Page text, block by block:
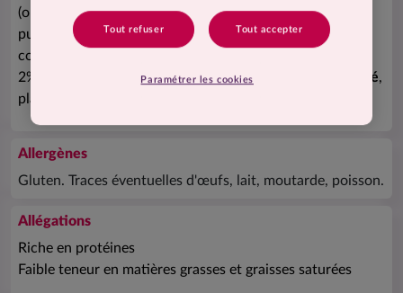
(origine France) 25%, poivrons rouges 9%, tomates 8%,
pulpe de tomate 6%, courgettes 4%, oignons 2%,
concentré de tomate 2%, poivrons verts 2%, aubergines
2%, jus de citron, sucre, huile d'olive, ail, sel, farine de
blé,
plantes aromatiques, arômes naturels, poivre.
Allergènes
Gluten. Traces éventuelles d'œufs, lait, moutarde, poisson.
Allégations
Riche en protéines
Faible teneur en matières grasses et graisses saturées
Tout refuser Tout accepter
Paramétrer les cookies